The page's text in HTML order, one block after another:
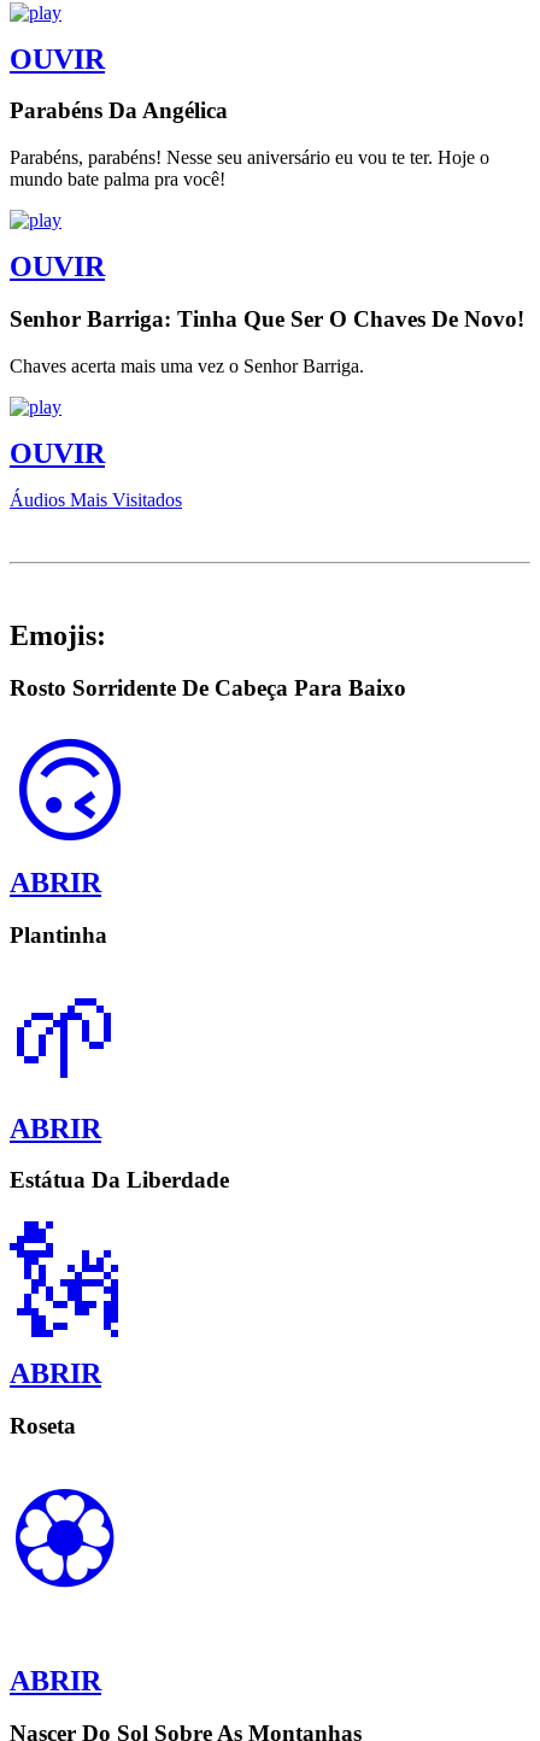
OUVIR
Parabéns Da Angélica
Parabéns, parabéns! Nesse seu aniversário eu vou te ter. Hoje o
mundo bate palma pra você!
OUVIR
Senhor Barriga: Tinha Que Ser O Chaves De Novo!
Chaves acerta mais uma vez o Senhor Barriga.
OUVIR
Áudios Mais Visitados
Emojis:
Rosto Sorridente De Cabeça Para Baixo
🙃
ABRIR
Plantinha
🌱
ABRIR
Estátua Da Liberdade
🗽
ABRIR
Roseta
🏵
ABRIR
Nascer Do Sol Sobre As Montanhas